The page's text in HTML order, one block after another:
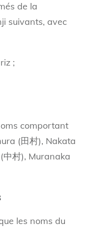
de la
suivants, avec
;
comportant
(田村), Nakata
村), Muranaka
les noms du